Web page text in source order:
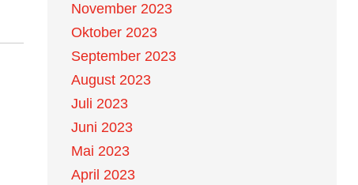
November 2023
Oktober 2023
September 2023
August 2023
Juli 2023
Juni 2023
Mai 2023
April 2023